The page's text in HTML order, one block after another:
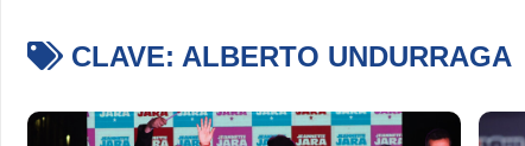
CLAVE: ALBERTO UNDURRAGA